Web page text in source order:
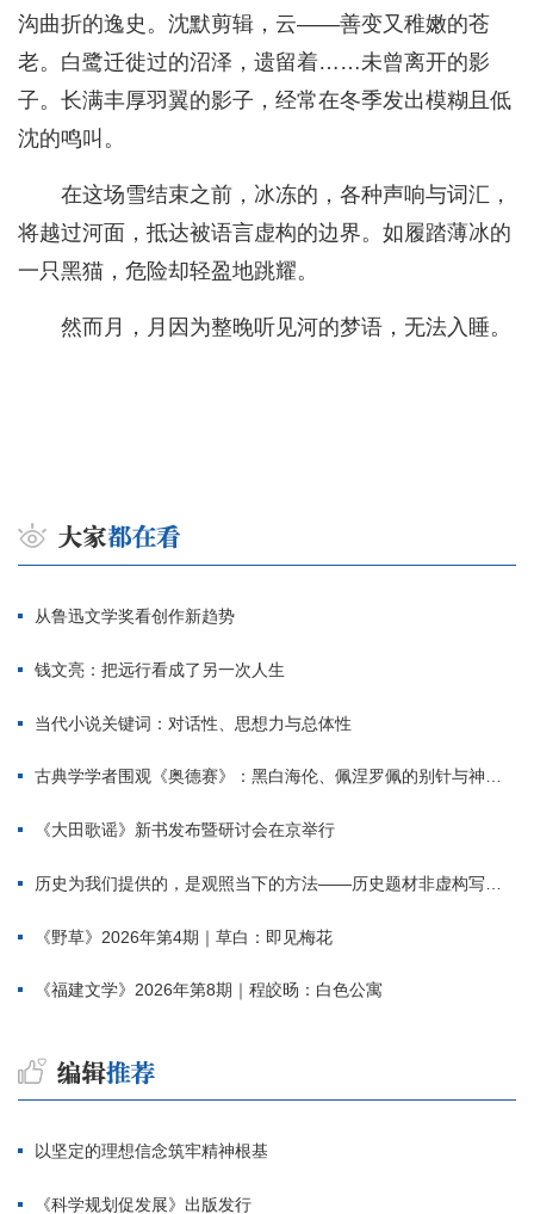
沟曲折的逸史。沈默剪辑，云——善变又稚嫩的苍
老。白鹭迁徙过的沼泽，遗留着……未曾离开的影
子。长满丰厚羽翼的影子，经常在冬季发出模糊且低
沈的鸣叫。
在这场雪结束之前，冰冻的，各种声响与词汇，
将越过河面，抵达被语言虚构的边界。如履踏薄冰的
一只黑猫，危险却轻盈地跳耀。
然而月，月因为整晚听见河的梦语，无法入睡。
从鲁迅文学奖看创作新趋势
钱文亮：把远行看成了另一次人生
当代小说关键词：对话性、思想力与总体性
古典学学者围观《奥德赛》：黑白海伦、佩涅罗佩的别针与神秘入侵者
《大田歌谣》新书发布暨研讨会在京举行
历史为我们提供的，是观照当下的方法——历史题材非虚构写作多人谈
《野草》2026年第4期｜草白：即见梅花
《福建文学》2026年第8期｜程皎旸：白色公寓
以坚定的理想信念筑牢精神根基
《科学规划促发展》出版发行